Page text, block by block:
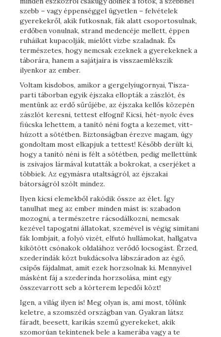
szebb – vagy éppenséggel ügyetlen – felvételek
gyerekekről, akik futkosnak, fák alatt csoportosulnak,
erdőben vonulnak, strand medencéje mellett, éppen
ruháikat kupacolják, mielőtt vízbe szaladnak. És
természetes, hogy nemcsak ezeknek a gyerekeknek a
táborára, hanem a sajátjaira is visszaemlékszik
ilyenkor az ember.
Voltam kisdobos, amikor a gergelyiugornyai, Tisza-
parti táborban egyik éjszaka ellopták a zászlót, és
mentünk az erdő sűrűjébe, az éjszaka kellős közepén
zászlót keresni, tettest elfogni! Kicsi, hét-nyolc éves
fiúcska lehettem, a tanító néni fogta a kezemet, vitt-
húzott a sötétben. Biztonságban érezve magam, úgy
gondoltam most elkapjuk a tettest! Később derült ki,
hogy a tanító néni is félt a sötétben, pedig mellettünk
is zsivajos lármával kutatták a bokrokat, a cserjéket a
többiek. Az egymásra utaltságról, az éjszakai
bátorságról szólt mindez.
Ilyen kicsi elemekből rakódik össze az élet. Így
tanulhat meg az ember minden mást is: szabadon
mozogni, a természetre rácsodálkozni, nemcsak
kezével tapogatni állatokat, szemével is végig simítani
fák lombjait, a folyó vizét, elfutó hullámokat, hallgatva
kikötött csónakok oldalához verődő locsogást. Érzed,
szederindák közt bukdácsolva lábszáradon az égő,
csípős fájdalmat, amit ezek horzsolnak ki. Mennyivel
másként fáj a szederinda horzsolása, mint egy
összevarrott seb a kórterem lepedői közt!
Igen, a világ ilyen is! Meg olyan is, ami most, tőlünk
keletre, a szomszéd országban van. Gyakran látsz
fáradt, beesett, karikás szemű gyerekeket, akik
szomorúan tekintenek bele a kamerába vagy a te